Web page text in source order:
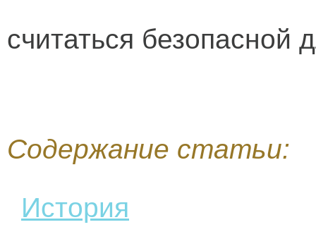
считаться безопасной
Содержание статьи:
История